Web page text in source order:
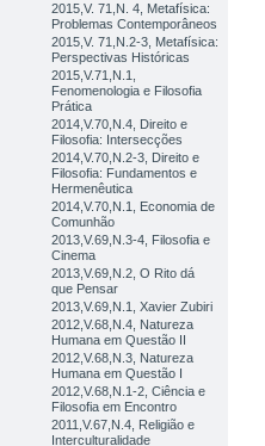
2015,V. 71,N. 4, Metafísica:
Problemas Contemporâneos
2015,V. 71,N.2-3, Metafísica:
Perspectivas Históricas
2015,V.71,N.1,
Fenomenologia e Filosofia
Prática
2014,V.70,N.4, Direito e
Filosofia: Intersecções
2014,V.70,N.2-3, Direito e
Filosofia: Fundamentos e
Hermenêutica
2014,V.70,N.1, Economia de
Comunhão
2013,V.69,N.3-4, Filosofia e
Cinema
2013,V.69,N.2, O Rito dá
que Pensar
2013,V.69,N.1, Xavier Zubiri
2012,V.68,N.4, Natureza
Humana em Questão II
2012,V.68,N.3, Natureza
Humana em Questão I
2012,V.68,N.1-2, Ciência e
Filosofia em Encontro
2011,V.67,N.4, Religião e
Interculturalidade